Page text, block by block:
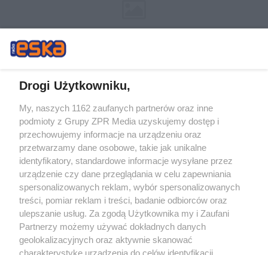
Żaden utwór zamieszczony w serwisie nie może być powielany i
rozpowszechniany lub dalej rozpowszechniany w jakikolwiek sposób (w
tym także elektroniczny lub mechaniczny) na jakimkolwiek polu
eksploatacji w jakiejkolwiek formie, włącznie z umieszczaniem w Internecie
bez pisemnej zgody właściciela praw. Jakiekolwiek użycie lub
wykorzystanie utworów w całości lub w części z naruszeniem prawa, tzn.
bez właściwej zgody, jest zabronione pod groźbą kary i może być ścigane
prawnie.
Drogi Użytkowniku,
My, naszych 1162 zaufanych partnerów oraz inne
podmioty z Grupy ZPR Media uzyskujemy dostęp i
przechowujemy informacje na urządzeniu oraz
przetwarzamy dane osobowe, takie jak unikalne
identyfikatory, standardowe informacje wysyłane przez
urządzenie czy dane przeglądania w celu zapewniania
spersonalizowanych reklam, wybór spersonalizowanych
treści, pomiar reklam i treści, badanie odbiorców oraz
ulepszanie usług. Za zgodą Użytkownika my i Zaufani
Partnerzy możemy używać dokładnych danych
geolokalizacyjnych oraz aktywnie skanować
charakterystykę urządzenia do celów identyfikacji.